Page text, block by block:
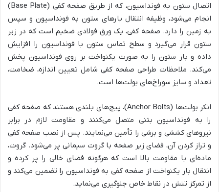
اتصال ستون به فونداسیون، که از طریق صفحه کفی (Base Plate)
انجام می‌شود، وظیفه انتقال بارهای ستون به فونداسیون و سپس
به زمین را دارد. صفحه کفی، یک ورق فولادی ضخیم است که در زیر
ستون قرار می‌گیرد و سطح تماس ستون با فونداسیون را افزایش
داده و بار ستون را به صورت یکنواخت بر روی فونداسیون پخش
می‌کند. ملاحظات طراحی صفحه کفی شامل تعیین اندازه، ضخامت،
تعداد و سایز سوراخ‌های بولت‌ها است.
انکر بولت‌ها (Anchor Bolts)، پیچ‌های بلندی هستند که صفحه کفی
را به فونداسیون بتنی متصل می‌کنند و مقاومت لازم در برابر
نیروهای کششی و برشی را تأمین می‌نمایند. پس از نصب صفحه کفی
و تراز کردن آن، فضای زیر صفحه با گروت سیمانی پر می‌شود. گروت،
ماده‌ای با مقاومت بالا است که هرگونه فضای خالی را پر کرده و
انتقال بار یکنواخت از صفحه کفی به فونداسیون را تضمین می‌کند و
از تمرکز تنش در نقاط خاص جلوگیری می‌نماید.